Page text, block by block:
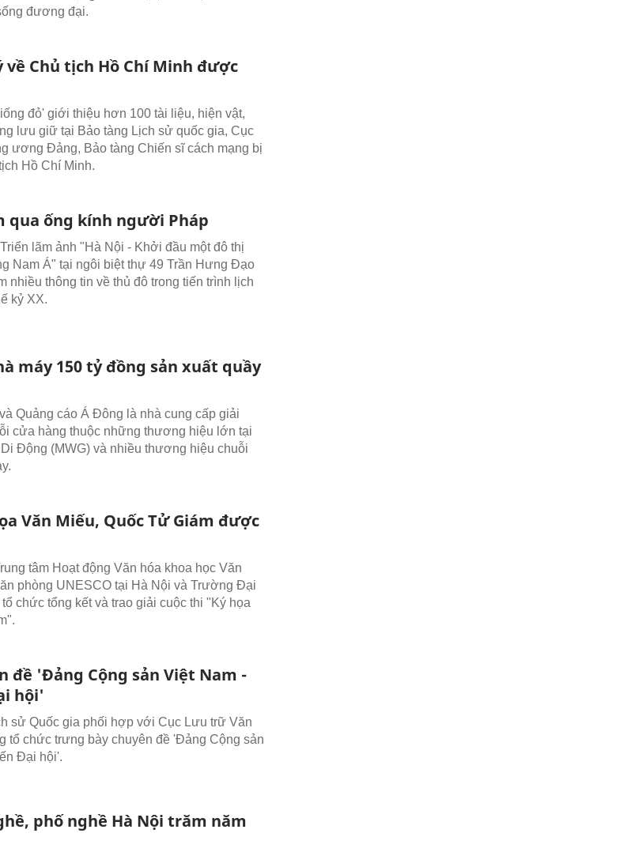
đương đại.
Chủ tịch Hồ Chí Minh được
đỏ' giới thiệu hơn 100 tài liệu, hiện vật,
lưu giữ tại Bảo tàng Lịch sử quốc gia, Cục
ương Đảng, Bảo tàng Chiến sĩ cách mạng bị
Hồ Chí Minh.
qua ống kính người Pháp
lãm ảnh "Hà Nội - Khởi đầu một đô thị
Nam Á" tại ngôi biệt thự 49 Trần Hưng Đạo
nhiều thông tin về thủ đô trong tiến trình lịch
kỷ XX.
máy 150 tỷ đồng sản xuất quầy
Quảng cáo Á Đông là nhà cung cấp giải
cửa hàng thuộc những thương hiệu lớn tại
Động (MWG) và nhiều thương hiệu chuỗi
Văn Miếu, Quốc Tử Giám được
tâm Hoạt động Văn hóa khoa học Văn
phòng UNESCO tại Hà Nội và Trường Đại
chức tổng kết và trao giải cuộc thi "Ký họa
đề 'Đảng Cộng sản Việt Nam -
hội'
sử Quốc gia phối hợp với Cục Lưu trữ Văn
tổ chức trưng bày chuyên đề 'Đảng Cộng sản
Đại hội'.
phố nghề Hà Nội trăm năm